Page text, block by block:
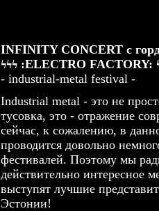
INFINITY CONCERT с
ϟϟϟ :ELECTRO FACTORY:
- industrial-metal festival -
Industrial metal - это не
тусовка, это - отражение
сейчас, к сожалению, в
проводится довольно
фестивалей. Поэтому мы
действительно интересное
выступят лучшие
Эстонии!